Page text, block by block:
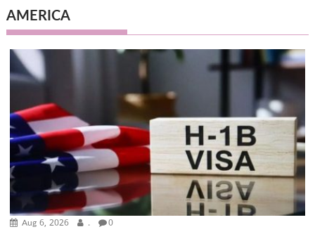
AMERICA
Aug 6, 2026 . 0